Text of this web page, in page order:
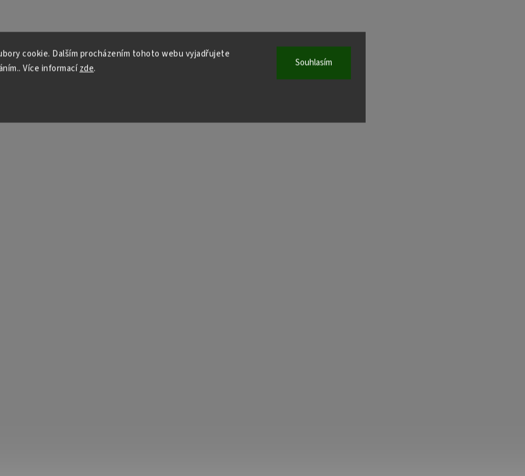
cookie. Dalším procházením tohoto webu vyjadřujete
Více informacízde. Souhlasím